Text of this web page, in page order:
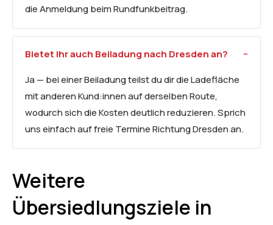
die Anmeldung beim Rundfunkbeitrag.
Bietet ihr auch Beiladung nach Dresden an?
Ja — bei einer Beiladung teilst du dir die Ladefläche
mit anderen Kund:innen auf derselben Route,
wodurch sich die Kosten deutlich reduzieren. Sprich
uns einfach auf freie Termine Richtung Dresden an.
Weitere
Übersiedlungsziele in